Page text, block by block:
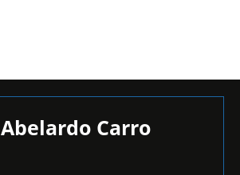
Abelardo Carro